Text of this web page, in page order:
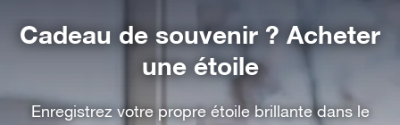
Cadeau de souvenir ? Acheter
une étoile
Enregistrez votre propre étoile brillante dans le